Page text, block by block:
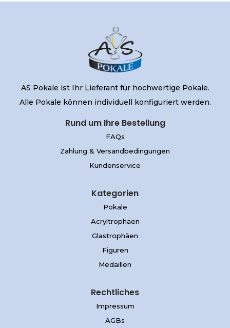
AS Pokale ist Ihr Lieferant für hochwertige Pokale.
Alle Pokale können individuell konfiguriert werden.
Rund um Ihre Bestellung
FAQs
Zahlung & Versandbedingungen
Kundenservice
Kategorien
Pokale
Acryltrophäen
Glastrophäen
Figuren
Medaillen
Rechtliches
Impressum
AGBs